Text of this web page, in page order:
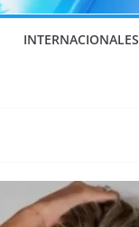
INTERNACIONALES